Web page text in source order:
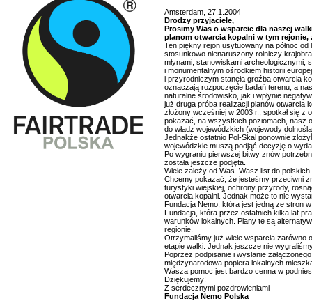
Amsterdam, 27.1.2004
Drodzy przyjaciele,
Prosimy Was o wsparcie dla naszej
planom otwarcia kopalni w tym rejonie,
Ten piękny rejon usytuowany na północ
stosunkowo nienaruszony rolniczy
młynami, stanowiskami
i monumentalnym ośrodkiem historii
i przyrodniczym stanęła groźba otwarcia
oznaczają rozpoczęcie badań terenu, a
naturalne środowisko, jak i wpłynie
już druga próba realizacji planów otwarcia
złożony wcześniej w 2003 r., spotkał się z
pokazać, na wszystkich poziomach, nasz
do władz wojewódzkich (wojewody
Jednakże ostatnio Pol-Skal ponownie
wojewódzkie muszą podjąć decyzję o
Po wygraniu pierwszej bitwy znów
została jeszcze podjęta.
Wiele zależy od Was. Wasz list do
Chcemy pokazać, że jesteśmy przeciwni
turystyki wiejskiej, ochrony przyrody,
otwarcia kopalni. Jednak może to nie
Fundacja Nemo, która jest jedną ze stron
Fundacja, która przez ostatnich kilka lat
warunków lokalnych. Plany te są
regionie.
Otrzymaliśmy już wiele wsparcia zarówno
etapie walki. Jednak jeszcze nie
Poprzez podpisanie i wysłanie
międzynarodowa popiera lokalnych
Wasza pomoc jest bardzo cenna w
Dziękujemy!
Z serdecznymi pozdrowieniami
Fundacja Nemo Polska